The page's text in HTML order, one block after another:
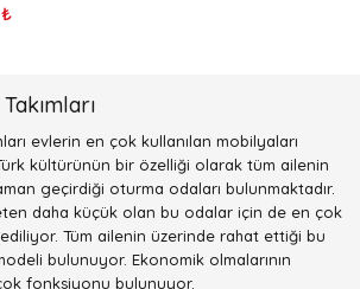
evlerin en çok kullanılan mobilyaları
kültürünün bir özelliği olarak tüm ailenin
geçirdiği oturma odaları bulunmaktadır.
daha küçük olan bu odalar için de en çok
Tüm ailenin üzerinde rahat ettiği bu
bulunuyor. Ekonomik olmalarının
fonksiyonu bulunuyor.